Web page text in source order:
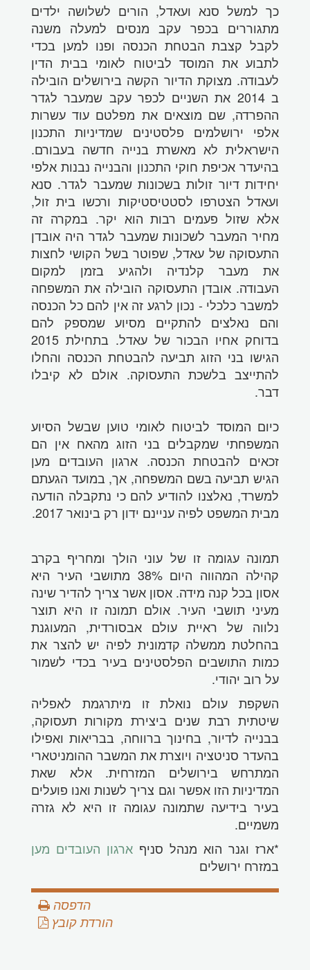
כך למשל סנא ועאדל, הורים לשלושה ילדים
מתגוררים בכפר עקב מנסים למעלה משנה
לקבל קצבת הבטחת הכנסה ופנו למען בכדי
לתבוע את המוסד לביטוח לאומי בבית הדין
לעבודה. מצוקת הדיור הקשה בירושלים הובילה
ב 2014 את השניים לכפר עקב שמעבר לגדר
ההפרדה, שם מוצאים את מפלטם עוד עשרות
אלפי ירושלמים פלסטינים שמדיניות התכנון
הישראלית לא מאשרת בנייה חדשה בעבורם.
בהיעדר אכיפת חוקי התכנון והבנייה נבנות אלפי
יחידות דיור זולות בשכונות שמעבר לגדר. סנא
ועאדל הצטרפו לסטטיסטיקות ורכשו בית זול,
אלא שזול פעמים רבות הוא יקר. במקרה זה
מחיר המעבר לשכונות שמעבר לגדר היה אובדן
התעסוקה של עאדל, שפוטר בשל הקושי לחצות
את מעבר קלנדיה ולהגיע בזמן למקום
העבודה. אובדן התעסוקה הובילה את המשפחה
למשבר כלכלי - נכון לרגע זה אין להם כל הכנסה
והם נאלצים להתקיים מסיוע שמספק להם
בדוחק אחיו הבכור של עאדל. בתחילת 2015
הגישו בני הזוג תביעה להבטחת הכנסה והחלו
להתייצב בלשכת התעסוקה. אולם לא קיבלו
דבר.
כיום המוסד לביטוח לאומי טוען שבשל הסיוע
המשפחתי שמקבלים בני הזוג מהאח אין הם
זכאים להבטחת הכנסה. ארגון העובדים מען
הגיש תביעה בשם המשפחה, אך, במועד הגעתם
למשרד, נאלצנו להודיע להם כי נתקבלה הודעה
מבית המשפט לפיה עניינם ידון רק בינואר 2017.
תמונה עגומה זו של עוני הולך ומחריף בקרב
קהילה המהווה היום 38% מתושבי העיר היא
אסון בכל קנה מידה. אסון אשר צריך להדיר שינה
מעיני תושבי העיר. אולם תמונה זו היא תוצר
נלווה של ראיית עולם אבסורדית, המעוגנת
בהחלטת ממשלה קדמונית לפיה יש להצר את
כמות התושבים הפלסטינים בעיר בכדי לשמור
על רוב יהודי.
השקפת עולם נואלת זו מיתרגמת לאפליה
שיטתית רבת שנים ביצירת מקורות תעסוקה,
בבנייה לדיור, בחינוך ברווחה, בבריאות ואפילו
בהעדר סניטציה ויוצרת את המשבר ההומניטארי
המתרחש בירושלים המזרחית. אלא שאת
המדיניות הזו אפשר וגם צריך לשנות ואנו פועלים
בעיר בידיעה שתמונה עגומה זו היא לא גזרה
משמיים.
*ארז וגנר הוא מנהל סניף ארגון העובדים מען
במזרח ירושלים
הדפסה
הורדת קובץ